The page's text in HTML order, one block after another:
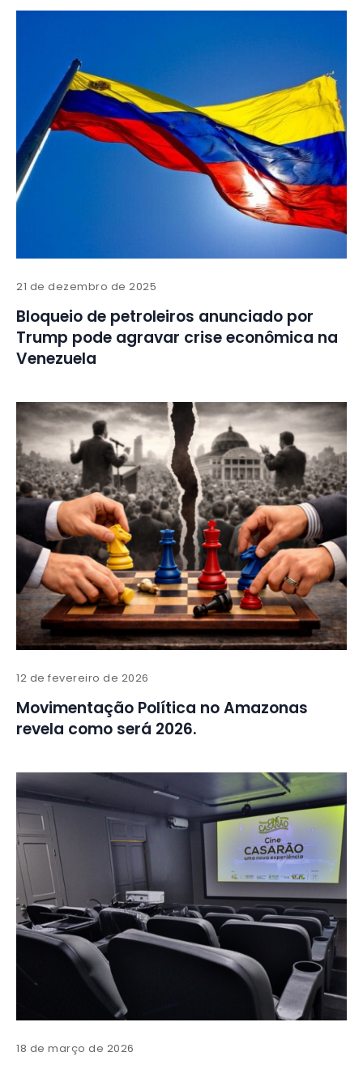
21 de dezembro de 2025
Bloqueio de petroleiros anunciado por
Trump pode agravar crise econômica na
Venezuela
12 de fevereiro de 2026
Movimentação Política no Amazonas
revela como será 2026.
18 de março de 2026